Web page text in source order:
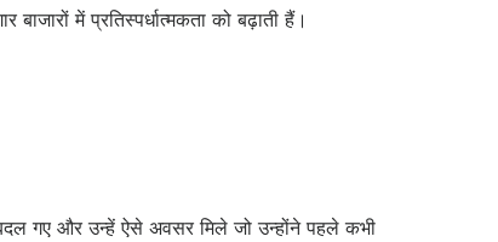
में प्रतिस्पर्धात्मकता को बढ़ाती हैं।
बदल गए और उन्हें ऐसे अवसर मिले जो उन्होंने पहले कभी